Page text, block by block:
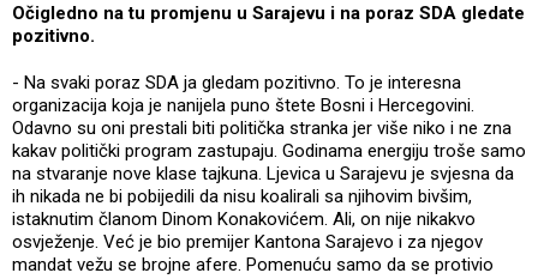
Očigledno na tu promjenu u Sarajevu i na poraz SDA gledate
pozitivno.
- Na svaki poraz SDA ja gledam pozitivno. To je interesna
organizacija koja je nanijela puno štete Bosni i Hercegovini.
Odavno su oni prestali biti politička stranka jer više niko i ne zna
kakav politički program zastupaju. Godinama energiju troše samo
na stvaranje nove klase tajkuna. Ljevica u Sarajevu je svjesna da
ih nikada ne bi pobijedili da nisu koalirali sa njihovim bivšim,
istaknutim članom Dinom Konakovićem. Ali, on nije nikakvo
osvježenje. Već je bio premijer Kantona Sarajevo i za njegov
mandat vežu se brojne afere. Pomenuću samo da se protivio